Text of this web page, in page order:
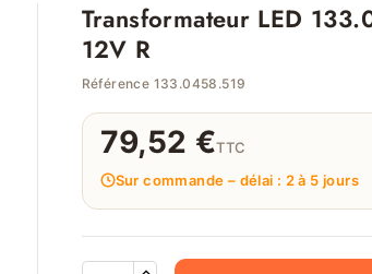
Transformateur LED
12V R
Référence 133.0458.519
79,52 €TTC
Sur commande – délai : 2 à 5 jours